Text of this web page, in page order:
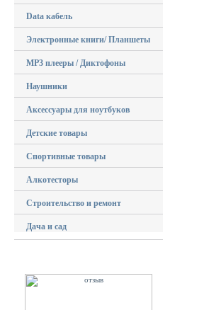
Data кабель
Электронные книги/ Планшеты
MP3 плееры / Диктофоны
Наушники
Аксессуары для ноутбуков
Детские товары
Спортивные товары
Алкотесторы
Строительство и ремонт
Дача и сад